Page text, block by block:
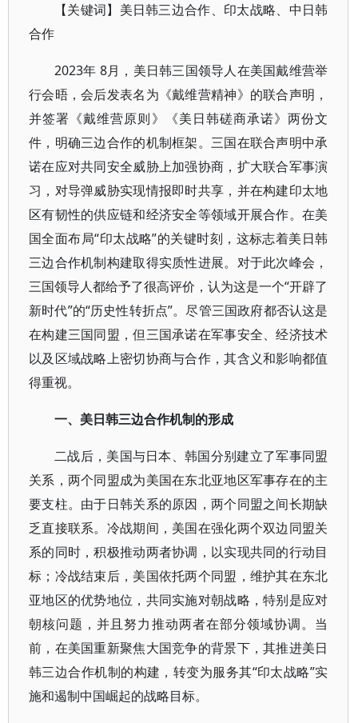
【关键词】美日韩三边合作、印太战略、中日韩
合作
2023年 8月，美日韩三国领导人在美国戴维营举
行会晤，会后发表名为《戴维营精神》的联合声明，
并签署《戴维营原则》《美日韩磋商承诺》两份文
件，明确三边合作的机制框架。三国在联合声明中承
诺在应对共同安全威胁上加强协商，扩大联合军事演
习，对导弹威胁实现情报即时共享，并在构建印太地
区有韧性的供应链和经济安全等领域开展合作。在美
国全面布局“印太战略”的关键时刻，这标志着美日韩
三边合作机制构建取得实质性进展。对于此次峰会，
三国领导人都给予了很高评价，认为这是一个“开辟了
新时代”的“历史性转折点”。尽管三国政府都否认这是
在构建三国同盟，但三国承诺在军事安全、经济技术
以及区域战略上密切协商与合作，其含义和影响都值
得重视。
一、美日韩三边合作机制的形成
二战后，美国与日本、韩国分别建立了军事同盟
关系，两个同盟成为美国在东北亚地区军事存在的主
要支柱。由于日韩关系的原因，两个同盟之间长期缺
乏直接联系。冷战期间，美国在强化两个双边同盟关
系的同时，积极推动两者协调，以实现共同的行动目
标；冷战结束后，美国依托两个同盟，维护其在东北
亚地区的优势地位，共同实施对朝战略，特别是应对
朝核问题，并且努力推动两者在部分领域协调。当
前，在美国重新聚焦大国竞争的背景下，其推进美日
韩三边合作机制的构建，转变为服务其“印太战略”实
施和遏制中国崛起的战略目标。